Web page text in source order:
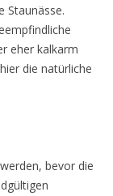
Staunässe.
eher kalkarm
die natürliche
bevor die